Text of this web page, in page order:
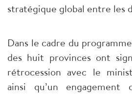
stratégique global entre les
Dans le cadre du
des huit provinces ont
rétrocession avec le
ainsi qu’un engagement